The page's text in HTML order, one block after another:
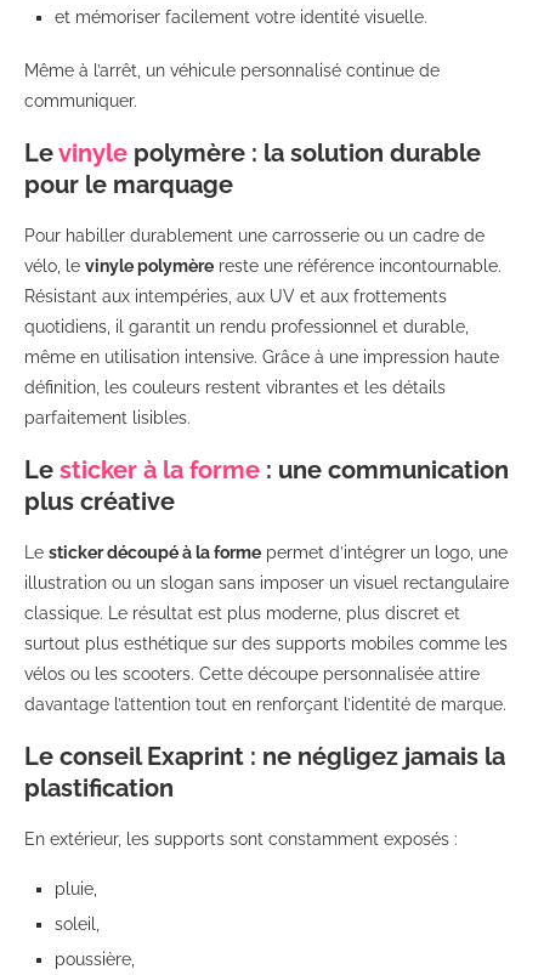
et mémoriser facilement votre identité visuelle.
Même à l’arrêt, un véhicule personnalisé continue de
communiquer.
Levinyle polymère : la solution durable
pour le marquage
Pour habiller durablement une carrosserie ou un cadre de
vélo, le vinyle polymère reste une référence incontournable.
Résistant aux intempéries, aux UV et aux frottements
quotidiens, il garantit un rendu professionnel et durable,
même en utilisation intensive. Grâce à une impression haute
définition, les couleurs restent vibrantes et les détails
parfaitement lisibles.
Le sticker à la forme : une communication
plus créative
Le sticker découpé à la forme permet d’intégrer un logo, une
illustration ou un slogan sans imposer un visuel rectangulaire
classique. Le résultat est plus moderne, plus discret et
surtout plus esthétique sur des supports mobiles comme les
vélos ou les scooters. Cette découpe personnalisée attire
davantage l’attention tout en renforçant l’identité de marque.
Le conseil Exaprint : ne négligez jamais la
plastification
En extérieur, les supports sont constamment exposés :
pluie,
soleil,
poussière,